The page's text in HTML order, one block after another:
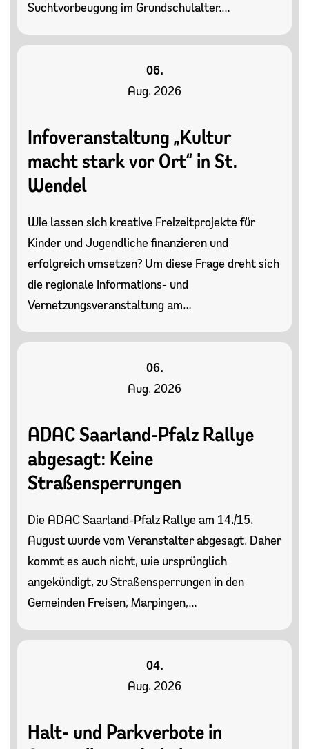
Suchtvorbeugung im Grundschulalter.…
06.
Aug. 2026
Infoveranstaltung „Kultur
macht stark vor Ort“ in St.
Wendel
Wie lassen sich kreative Freizeitprojekte für
Kinder und Jugendliche finanzieren und
erfolgreich umsetzen? Um diese Frage dreht sich
die regionale Informations- und
Vernetzungsveranstaltung am…
06.
Aug. 2026
ADAC Saarland-Pfalz Rallye
abgesagt: Keine
Straßensperrungen
Die ADAC Saarland-Pfalz Rallye am 14./15.
August wurde vom Veranstalter abgesagt. Daher
kommt es auch nicht, wie ursprünglich
angekündigt, zu Straßensperrungen in den
Gemeinden Freisen, Marpingen,…
04.
Aug. 2026
Halt- und Parkverbote in